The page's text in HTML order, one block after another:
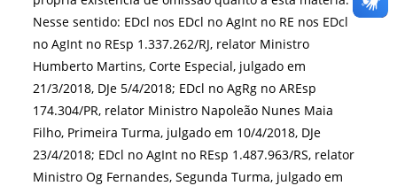
Nesse sentido: EDcl nos EDcl no AgInt no RE nos EDcl
no AgInt no REsp 1.337.262/RJ, relator Ministro
Humberto Martins, Corte Especial, julgado em
21/3/2018, DJe 5/4/2018; EDcl no AgRg no AREsp
174.304/PR, relator Ministro Napoleão Nunes Maia
Filho, Primeira Turma, julgado em 10/4/2018, DJe
23/4/2018; EDcl no AgInt no REsp 1.487.963/RS, relator
Ministro Og Fernandes, Segunda Turma, julgado em